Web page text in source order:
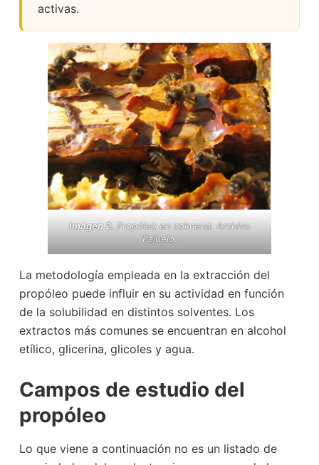
activas.
Imagen 2.Propóleo en colmena. Archivo
Pajuelo.
La metodología empleada en la extracción del
propóleo puede influir en su actividad en función
de la solubilidad en distintos solventes. Los
extractos más comunes se encuentran en alcohol
etílico, glicerina, glicoles y agua.
Campos de estudio del
propóleo
Lo que viene a continuación no es un listado de